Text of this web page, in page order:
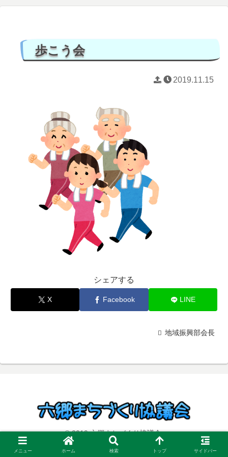
歩こう会
2019.11.15
シェアする
X Facebook LINE
地域振興部会長
© 2019 六郷まちづくり協議会.
メニュー ホーム 検索 トップ サイドバー